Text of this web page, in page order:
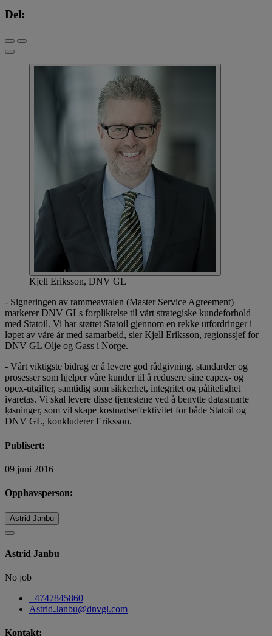
Del:
Kjell Eriksson, DNV GL
- Signeringen av rammeavtalen (Master Service Agreement)
markerer DNV GLs forpliktelse til vårt strategiske kundeforhold
med Statoil. Vi har støttet Statoil gjennom en rekke utfordringer i
løpet av våre år med samarbeid, sier Kjell Eriksson, regionssjef for
DNV GL Olje og Gass i Norge.
- Vårt viktigste bidrag er å levere god rådgivning, standarder og
prosesser som hjelper våre kunder til å redusere sine capex- og
opex-utgifter, samtidig som sikkerhet, integritet og pålitelighet
ivaretas. Vi skal levere disse tjenestene ved å benytte datasmarte
løsninger, som vil skape kostnadseffektivitet for både Statoil og
DNV GL, konkluderer Eriksson.
Publisert:
09 juni 2016
Opphavsperson:
Astrid Janbu
Astrid Janbu
No job
+4747845860
Astrid.Janbu@dnvgl.com
Kontakt: